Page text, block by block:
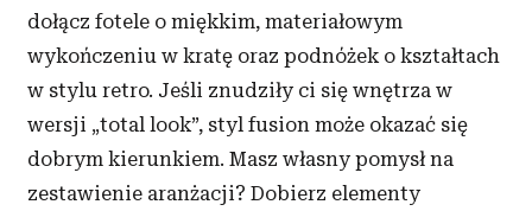
dołącz fotele o miękkim, materiałowym
wykończeniu w kratę oraz podnóżek o kształtach
w stylu retro. Jeśli znudziły ci się wnętrza w
wersji „total look”, styl fusion może okazać się
dobrym kierunkiem. Masz własny pomysł na
zestawienie aranżacji? Dobierz elementy